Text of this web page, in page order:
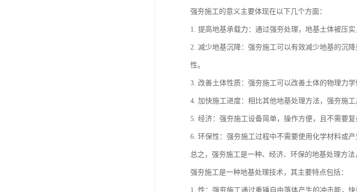
强夯施工的意义主要体现在以下几个方面：
1. 提高地基承载力：通过强夯处理，地基土体被压
2. 减少地基沉降：强夯施工可以有效减少地基的沉
性。
3. 改善土体性质：强夯施工可以改善土体的物理力
4. 加快施工进度：相比其他地基处理方法，强夯施
5. 经济：强夯施工设备简单，操作方便，且不需要
6. 环保性：强夯施工过程中不需要使用化学材料或
总之，强夯施工是一种、经济、环保的地基处理方
强夯施工是一种地基处理技术，其主要特点包括：
1. 性：强夯施工通过重锤自由落体产生的冲击能，